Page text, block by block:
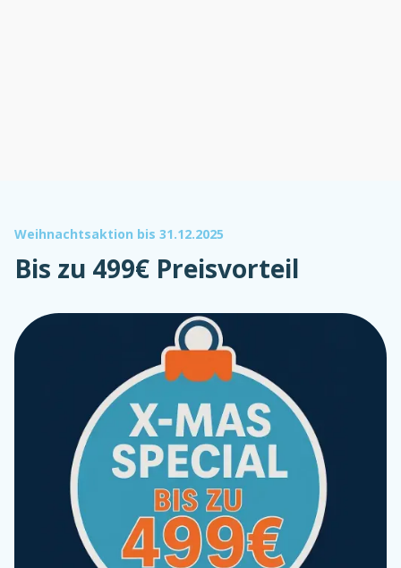
Weihnachtsaktion bis 31.12.2025
Bis zu 499€ Preisvorteil